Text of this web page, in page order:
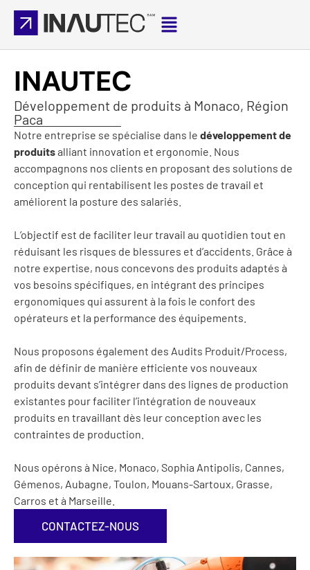
INAUTEC
Développement de produits à Monaco, Région
Paca
Notre entreprise se spécialise dans le développement de
produitsalliant innovation et ergonomie. Nous
accompagnons nos clients en proposant des solutions de
conception qui rentabilisent les postes de travail et
améliorent la posture des salariés.
L’objectif est de faciliter leur travail au quotidien tout en
réduisant les risques de blessures et d’accidents. Grâce à
notre expertise, nous concevons des produits adaptés à
vos besoins spécifiques, en intégrant des principes
ergonomiques qui assurent à la fois le confort des
opérateurs et la performance des équipements.
Nous proposons également des Audits Produit/Process,
afin de définir de manière efficiente vos nouveaux
produits devant s’intégrer dans des lignes de production
existantes pour faciliter l’intégration de nouveaux
produits en travaillant dès leur conception avec les
contraintes de production.
Nous opérons à Nice, Monaco, Sophia Antipolis, Cannes,
Gémenos, Aubagne, Toulon, Mouans-Sartoux, Grasse,
Carros et à Marseille.
CONTACTEZ-NOUS